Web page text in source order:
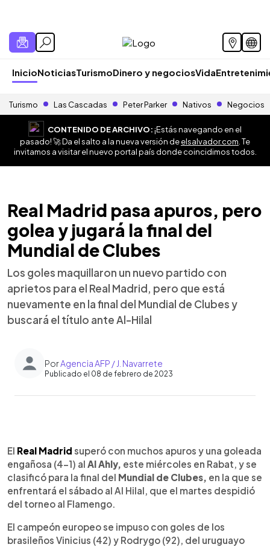
InicioNoticiasTurismoDinero y negociosVida
Turismo Las Cascadas Peter Parker Nativos Negocios
CONTENIDO DE ARCHIVO:¡Estás navegando en el
pasado! 🚀 Da el salto a la nueva versión deelsalvador.com . Te
invitamos a visitar el nuevo portal país donde coincidimos todos.
Real Madrid pasa apuros, pero
golea y jugará la final del
Mundial de Clubes
Los goles maquillaron un nuevo partido con
aprietos para el Real Madrid, pero que está
nuevamente en la final del Mundial de Clubes y
buscará el título ante Al-Hilal
PorAgencia AFP / J. Navarrete
Publicado el 08 de febrero de 2023
► Escuchar artículo
El Real Madrid superó con muchos apuros y una goleada
engañosa (4-1) al Al Ahly, este miércoles en Rabat, y se
clasificó para la final del Mundial de Clubes, en la que se
enfrentará el sábado al Al Hilal, que el martes despidió
del torneo al Flamengo.
El campeón europeo se impuso con goles de los
brasileños Vinicius (42) y Rodrygo (92), del uruguayo